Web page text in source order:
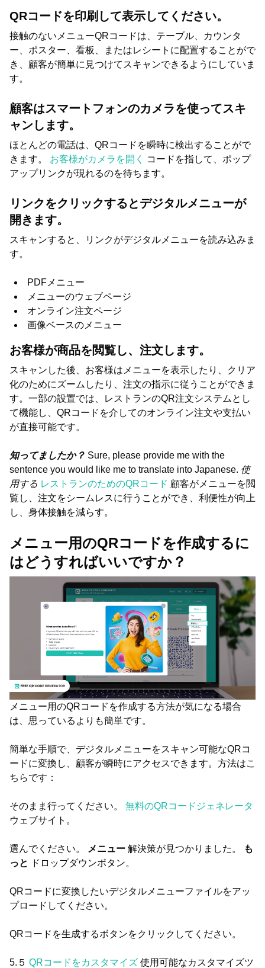
QRコードを印刷して表示してください。
接触のないメニューQRコードは、テーブル、カウンタ
ー、ポスター、看板、またはレシートに配置することがで
き、顧客が簡単に見つけてスキャンできるようにしていま
す。
顧客はスマートフォンのカメラを使ってスキ
ャンします。
ほとんどの電話は、QRコードを瞬時に検出することがで
きます。 お客様がカメラを開く
コードを指して、ポップ
アップリンクが現れるのを待ちます。
リンクをクリックするとデジタルメニューが
開きます。
スキャンすると、リンクがデジタルメニューを読み込みま
す。
PDFメニュー
メニューのウェブページ
オンライン注文ページ
画像ベースのメニュー
お客様が商品を閲覧し、注文します。
スキャンした後、お客様はメニューを表示したり、クリア
化のためにズームしたり、注文の指示に従うことができま
す。一部の設置では、レストランのQR注文システムとし
て機能し、QRコードを介してのオンライン注文や支払い
が直接可能です。
知ってましたか？ Sure, please provide me with the
sentence you would like me to translate into Japanese. 使
用する レストランのためのQRコード 顧客がメニューを閲
覧し、注文をシームレスに行うことができ、利便性が向上
し、身体接触を減らす。
メニュー用のQRコードを作成するに
はどうすればいいですか？
メニュー用のQRコードを作成する方法が気になる場合
は、思っているよりも簡単です。
簡単な手順で、デジタルメニューをスキャン可能なQRコ
ードに変換し、顧客が瞬時にアクセスできます。方法はこ
ちらです：
そのまま行ってください。 無料のQRコードジェネレータ
ウェブサイト。
選んでください。 メニュー 解決策が見つかりました。
も
っと
ドロップダウンボタン。
QRコードに変換したいデジタルメニューファイルをアッ
プロードしてください。
QRコードを生成するボタンをクリックしてください。
5.５ QRコードをカスタマイズ 使用可能なカスタマイズツ